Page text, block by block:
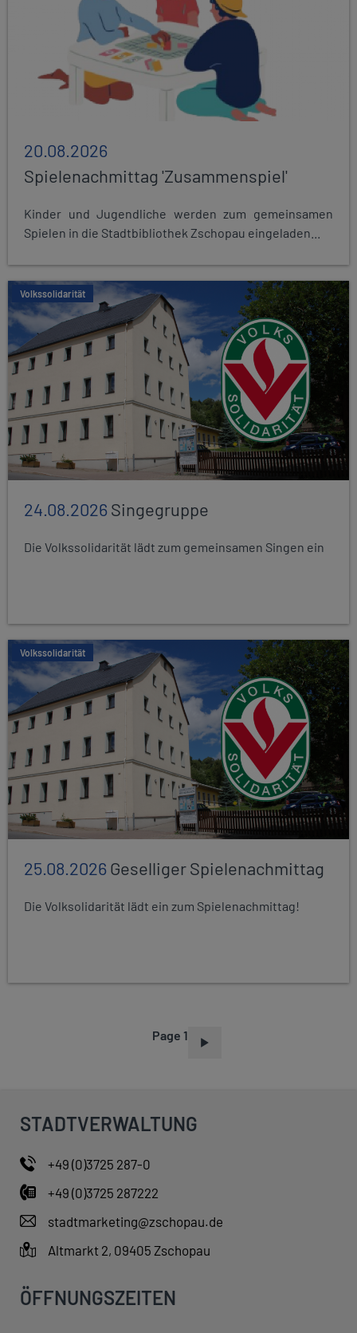
20.08.2026
Spielenachmittag 'Zusammenspiel'
Kinder und Jugendliche werden zum gemeinsamen
Spielen in die Stadtbibliothek Zschopau eingeladen...
Volkssolidarität
24.08.2026Singegruppe
Die Volkssolidarität lädt zum gemeinsamen Singen ein
Volkssolidarität
25.08.2026Geselliger Spielenachmittag
Die Volksolidarität lädt ein zum Spielenachmittag!
Page 1
STADTVERWALTUNG
+49 (0)3725 287-0
+49 (0)3725 287222
stadtmarketing@zschopau.de
Altmarkt 2, 09405 Zschopau
ÖFFNUNGSZEITEN